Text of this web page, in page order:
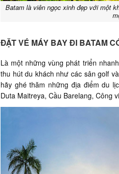
Batam là viên ngọc xinh đẹp với một
ĐẶT VÉ MÁY BAY ĐI BATAM
Là một những vùng phát triển
thu hút du khách như các sân golf
hãy ghé thăm những địa điểm du
Duta Maitreya, Cầu Barelang, Công